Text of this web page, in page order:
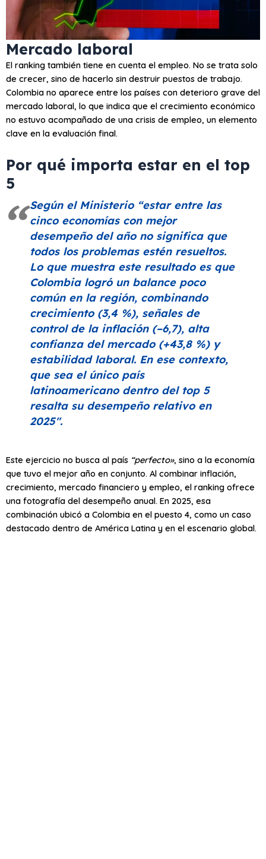
Mercado laboral
El ranking también tiene en cuenta el empleo. No se trata solo
de crecer, sino de hacerlo sin destruir puestos de trabajo.
Colombia no aparece entre los países con deterioro grave del
mercado laboral, lo que indica que el crecimiento económico
no estuvo acompañado de una crisis de empleo, un elemento
clave en la evaluación final.
Por qué importa e​star en el top
5
Según el Ministerio “estar entre las
cinco economías con mejor
desempeño del año no significa que
todos los problemas estén resueltos.
Lo que muestra este resultado es que
Colombia logró un balance poco
común en la región, combinando
crecimiento (3,4 %), señales de
control de la inflación (–6,7), alta
confianza del mercado (+43,8 %) y
estabilidad laboral. En ese contexto,
que sea el único país
latinoamericano dentro del top 5
resalta su desempeño relativo en
2025″.
Este ejercicio no busca al país “perfecto», sino a la economía
que tuvo el mejor año en conjunto. Al combinar inflación,
crecimiento, mercado financiero y empleo, el ranking ofrece
una fotografía del desempeño anual. En 2025, esa
combinación ubicó a Colombia en el puesto 4, como un caso
destacado dentro de América Latina y en el escenario global.